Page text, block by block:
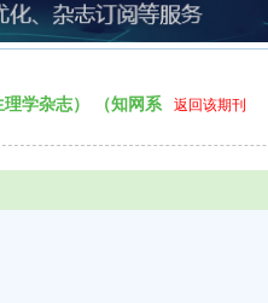
学杂志） （知网系
返回该期刊